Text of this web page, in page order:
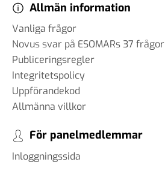
Allmän information
Vanliga frågor
Novus svar på ESOMARs 37 frågor
Publiceringsregler
Integritetspolicy
Uppförandekod
Allmänna villkor
För panelmedlemmar
Inloggningssida